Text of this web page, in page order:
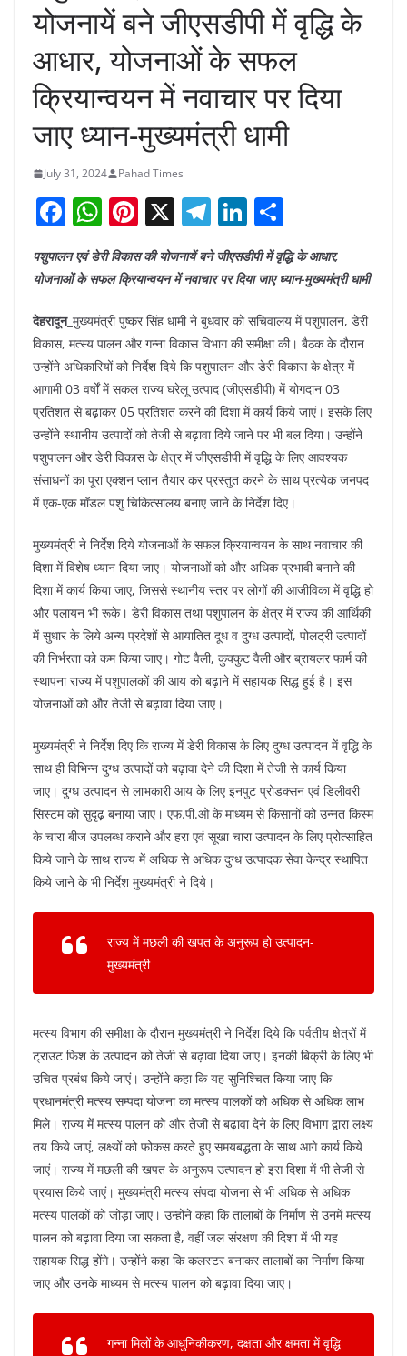
योजनायें बने जीएसडीपी में वृद्धि के
आधार, योजनाओं के सफल
क्रियान्वयन में नवाचार पर दिया
जाए ध्यान-मुख्यमंत्री धामी
July 31, 2024 Pahad Times
F
c
b
o
o
k
W
h
at
A
p
p
Pi
nt
er
st
X T
el
e
a
m
Li
n
k
dI
n
h
ar
पशुपालन एवं डेरी विकास की योजनायें बने जीएसडीपी में वृद्धि के आधार,
योजनाओं के सफल क्रियान्वयन में नवाचार पर दिया जाए ध्यान-मुख्यमंत्री धामी
देहरादून_ मुख्यमंत्री पुष्कर सिंह धामी ने बुधवार को सचिवालय में पशुपालन, डेरी
विकास, मत्स्य पालन और गन्ना विकास विभाग की समीक्षा की। बैठक के दौरान
उन्होंने अधिकारियों को निर्देश दिये कि पशुपालन और डेरी विकास के क्षेत्र में
आगामी 03 वर्षों में सकल राज्य घरेलू उत्पाद (जीएसडीपी) में योगदान 03
प्रतिशत से बढ़ाकर 05 प्रतिशत करने की दिशा में कार्य किये जाएं। इसके लिए
उन्होंने स्थानीय उत्पादों को तेजी से बढ़ावा दिये जाने पर भी बल दिया। उन्होंने
पशुपालन और डेरी विकास के क्षेत्र में जीएसडीपी में वृद्धि के लिए आवश्यक
संसाधनों का पूरा एक्शन प्लान तैयार कर प्रस्तुत करने के साथ प्रत्येक जनपद
में एक-एक मॉडल पशु चिकित्सालय बनाए जाने के निर्देश दिए।
मुख्यमंत्री ने निर्देश दिये योजनाओं के सफल क्रियान्वयन के साथ नवाचार की
दिशा में विशेष ध्यान दिया जाए। योजनाओं को और अधिक प्रभावी बनाने की
दिशा में कार्य किया जाए, जिससे स्थानीय स्तर पर लोगों की आजीविका में वृद्धि हो
और पलायन भी रूके। डेरी विकास तथा पशुपालन के क्षेत्र में राज्य की आर्थिकी
में सुधार के लिये अन्य प्रदेशों से आयातित दूध व दुग्ध उत्पादों, पोलट्री उत्पादों
की निर्भरता को कम किया जाए। गोट वैली, कुक्कुट वैली और ब्रायलर फार्म की
स्थापना राज्य में पशुपालकों की आय को बढ़ाने में सहायक सिद्ध हुई है। इस
योजनाओं को और तेजी से बढ़ावा दिया जाए।
मुख्यमंत्री ने निर्देश दिए कि राज्य में डेरी विकास के लिए दुग्ध उत्पादन में वृद्धि के
साथ ही विभिन्न दुग्ध उत्पादों को बढ़ावा देने की दिशा में तेजी से कार्य किया
जाए। दुग्ध उत्पादन से लाभकारी आय के लिए इनपुट प्रोडक्सन एवं डिलीवरी
सिस्टम को सुदृढ़ बनाया जाए। एफ.पी.ओ के माध्यम से किसानों को उन्नत किस्म
के चारा बीज उपलब्ध कराने और हरा एवं सूखा चारा उत्पादन के लिए प्रोत्साहित
किये जाने के साथ राज्य में अधिक से अधिक दुग्ध उत्पादक सेवा केन्द्र स्थापित
किये जाने के भी निर्देश मुख्यमंत्री ने दिये।
राज्य में मछली की खपत के अनुरूप हो उत्पादन-
मुख्यमंत्री
मत्स्य विभाग की समीक्षा के दौरान मुख्यमंत्री ने निर्देश दिये कि पर्वतीय क्षेत्रों में
ट्राउट फिश के उत्पादन को तेजी से बढ़ावा दिया जाए। इनकी बिक्री के लिए भी
उचित प्रबंध किये जाएं। उन्होंने कहा कि यह सुनिश्चित किया जाए कि
प्रधानमंत्री मत्स्य सम्पदा योजना का मत्स्य पालकों को अधिक से अधिक लाभ
मिले। राज्य में मत्स्य पालन को और तेजी से बढ़ावा देने के लिए विभाग द्वारा लक्ष्य
तय किये जाएं, लक्ष्यों को फोकस करते हुए समयबद्धता के साथ आगे कार्य किये
जाएं। राज्य में मछली की खपत के अनुरूप उत्पादन हो इस दिशा में भी तेजी से
प्रयास किये जाएं। मुख्यमंत्री मत्स्य संपदा योजना से भी अधिक से अधिक
मत्स्य पालकों को जोड़ा जाए। उन्होंने कहा कि तालाबों के निर्माण से उनमें मत्स्य
पालन को बढ़ावा दिया जा सकता है, वहीं जल संरक्षण की दिशा में भी यह
सहायक सिद्ध होंगे। उन्होंने कहा कि कलस्टर बनाकर तालाबों का निर्माण किया
जाए और उनके माध्यम से मत्स्य पालन को बढ़ावा दिया जाए।
गन्ना मिलों के आधुनिकीकरण, दक्षता और क्षमता में वृद्धि